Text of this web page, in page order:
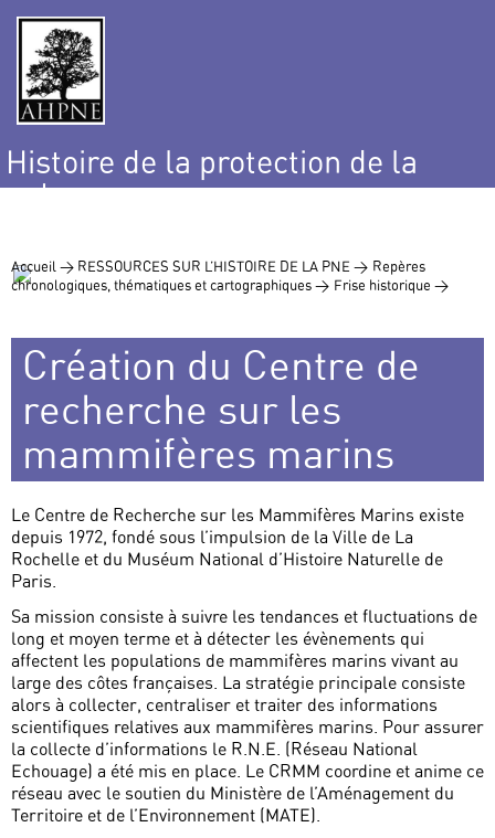
Histoire de la protection de la
nature
Accueil > RESSOURCES SUR L’HISTOIRE DE LA PNE > Repères
chronologiques, thématiques et cartographiques > Frise historique >
Création du Centre de
recherche sur les
mammifères marins
Le Centre de Recherche sur les Mammifères Marins existe
depuis 1972, fondé sous l’impulsion de la Ville de La
Rochelle et du Muséum National d’Histoire Naturelle de
Paris.
Sa mission consiste à suivre les tendances et fluctuations de
long et moyen terme et à détecter les évènements qui
affectent les populations de mammifères marins vivant au
large des côtes françaises. La stratégie principale consiste
alors à collecter, centraliser et traiter des informations
scientifiques relatives aux mammifères marins. Pour assurer
la collecte d’informations le R.N.E. (Réseau National
Echouage) a été mis en place. Le CRMM coordine et anime ce
réseau avec le soutien du Ministère de l’Aménagement du
Territoire et de l’Environnement (MATE).